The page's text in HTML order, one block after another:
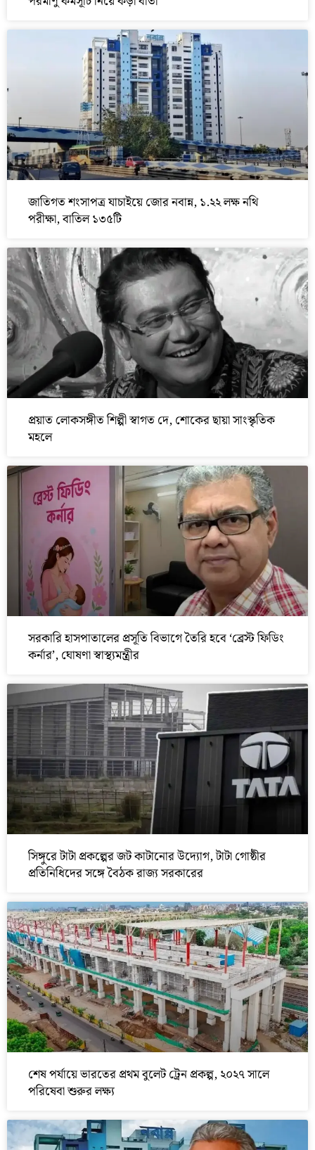
জাতিগত শংসাপত্র যাচাইয়ে জোর নবান্ন, ১.২২ লক্ষ নথি
পরীক্ষা, বাতিল ১৩৫টি
প্রয়াত লোকসঙ্গীত শিল্পী স্বাগত দে, শোকের ছায়া সাংস্কৃতিক
মহলে
সরকারি হাসপাতালের প্রসূতি বিভাগে তৈরি হবে ‘ব্রেস্ট ফিডিং
কর্নার’, ঘোষণা স্বাস্থ্যমন্ত্রীর
সিঙ্গুরে টাটা প্রকল্পের জট কাটানোর উদ্যোগ, টাটা গোষ্ঠীর
প্রতিনিধিদের সঙ্গে বৈঠক রাজ্য সরকারের
শেষ পর্যায়ে ভারতের প্রথম বুলেট ট্রেন প্রকল্প, ২০২৭ সালে
পরিষেবা শুরুর লক্ষ্য